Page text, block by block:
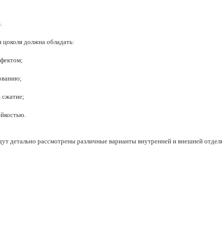
должна обладать:
сжатие;
детально рассмотрены различные варианты внутренней и внешней